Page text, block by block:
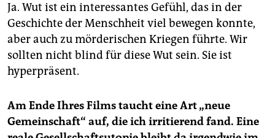
Ja. Wut ist ein interessantes Gefühl, das in der
Geschichte der Menschheit viel bewegen konnte,
aber auch zu mörderischen Kriegen führte. Wir
sollten nicht blind für diese Wut sein. Sie ist
hyperpräsent.
Am Ende Ihres Films taucht eine Art „neue
Gemeinschaft“ auf, die ich irritierend fand. Eine